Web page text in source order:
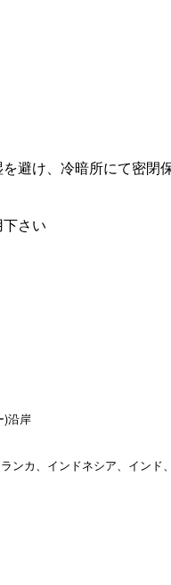
避け、冷暗所にて密閉
さい
)沿岸
ンカ、インドネシア、イン